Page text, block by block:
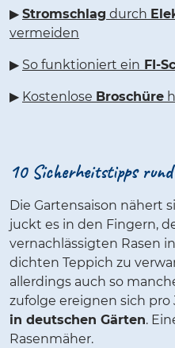
▶ Stromschlag durch
vermeiden
▶ So funktioniert ein FI-
▶ Kostenlose Broschüre
10 Sicherheitstipps
Die Gartensaison nähert
juckt es in den Fingern,
vernachlässigten Rasen
dichten Teppich zu
allerdings auch so
zufolge ereignen sich pro
in deutschen Gärten.
Rasenmäher.